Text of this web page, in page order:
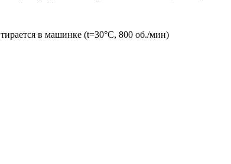
в машинке (t=30°C, 800 об./мин)